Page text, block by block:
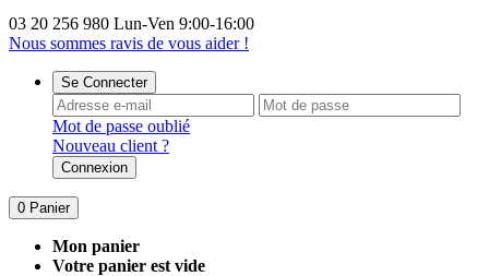
03 20 256 980 Lun-Ven 9:00-16:00
Nous sommes ravis de vous aider !
Se Connecter
Mot de passe oublié
Nouveau client ?
Connexion
0 Panier
Mon panier
Votre panier est vide